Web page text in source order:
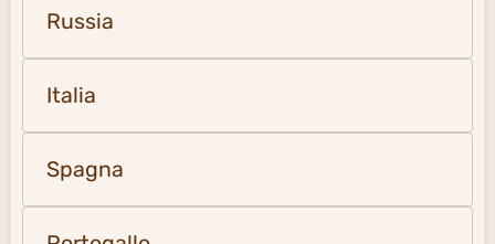
Russia
Italia
Spagna